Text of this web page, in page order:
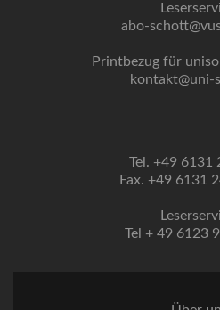
abo-
Printbezug für
kontakt@uni-
Tel. +49 6131
Fax. +49 6131
Tel + 49 6123